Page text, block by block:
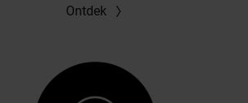
Ontdek